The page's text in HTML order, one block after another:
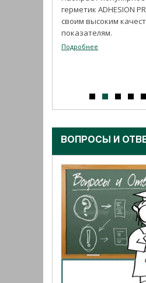
герметик ADHESION
своим высоким
показателям.
Подробнее
ВОПРОСЫ И